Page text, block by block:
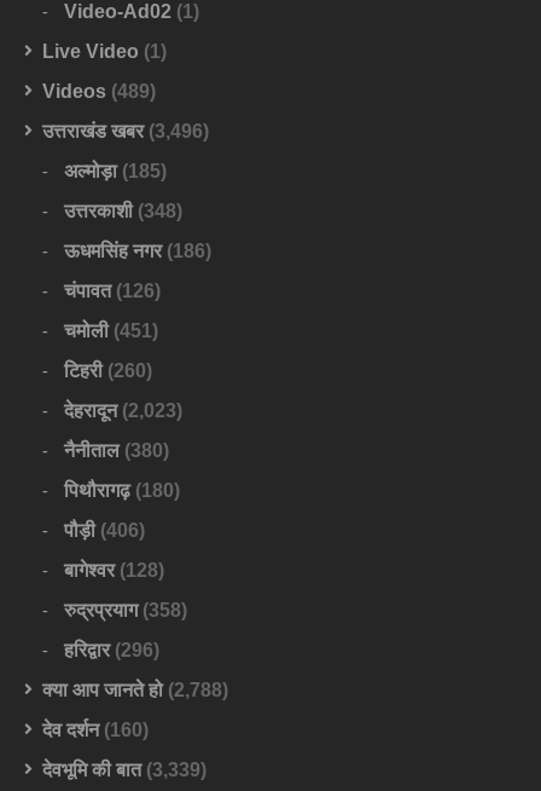
Video-Ad02 (1)
Live Video (1)
Videos (489)
उत्तराखंड खबर(3,496)
अल्मोड़ा(185)
उत्तरकाशी(348)
ऊधमसिंह नगर(186)
चंपावत(126)
चमोली(451)
टिहरी(260)
देहरादून(2,023)
नैनीताल(380)
पिथौरागढ़(180)
पौड़ी(406)
बागेश्वर(128)
रुद्रप्रयाग(358)
हरिद्वार(296)
क्या आप जानते हो(2,788)
देव दर्शन(160)
देवभूमि की बात(3,339)